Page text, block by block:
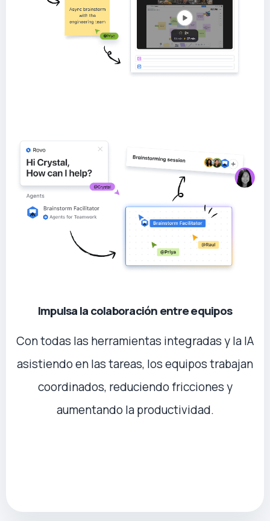
Impulsa la colaboración entre equipos
Con todas las herramientas integradas y la IA
asistiendo en las tareas, los equipos trabajan
coordinados, reduciendo fricciones y
aumentando la productividad.